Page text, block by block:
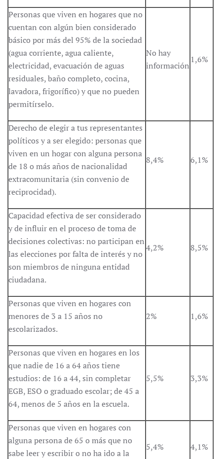
Personas que viven en hogares que no
cuentan con algún bien considerado
básico por más del 95% de la sociedad
(agua corriente, agua caliente,
electricidad, evacuación de aguas
residuales, baño completo, cocina,
lavadora, frigorífico) y que no pueden
permitírselo.
No hay
información
1,6%
Derecho de elegir a tus representantes
políticos y a ser elegido: personas que
viven en un hogar con alguna persona
de 18 o más años de nacionalidad
extracomunitaria (sin convenio de
reciprocidad).
8,4% 6,1%
Capacidad efectiva de ser considerado
y de influir en el proceso de toma de
decisiones colectivas: no participan en
las elecciones por falta de interés y no
son miembros de ninguna entidad
ciudadana.
4,2% 8,5%
Personas que viven en hogares con
menores de 3 a 15 años no
escolarizados.
2% 1,6%
Personas que viven en hogares en los
que nadie de 16 a 64 años tiene
estudios: de 16 a 44, sin completar
EGB, ESO o graduado escolar; de 45 a
64, menos de 5 años en la escuela.
5,5% 3,3%
Personas que viven en hogares con
alguna persona de 65 o más que no
sabe leer y escribir o no ha ido a la
5,4% 4,1%